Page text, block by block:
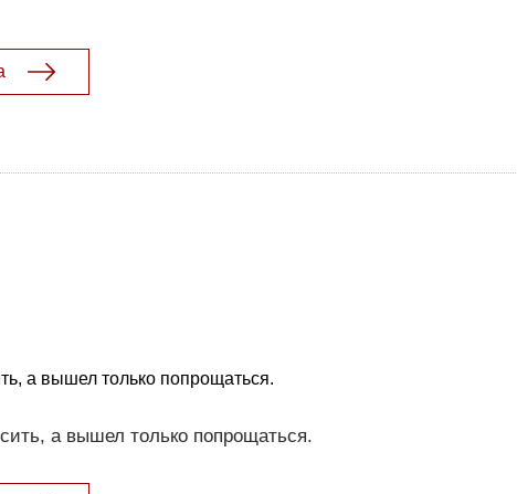
а вышел только попрощаться.
а вышел только попрощаться.